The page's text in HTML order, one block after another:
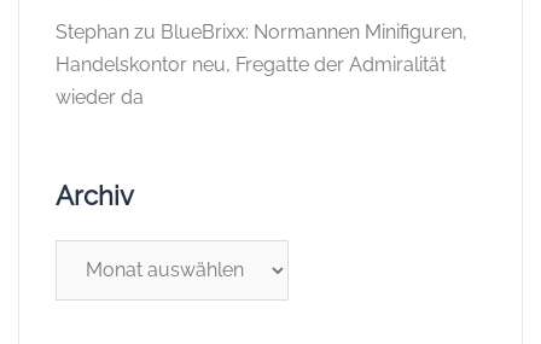
Stephan zu BlueBrixx: Normannen Minifiguren,
Handelskontor neu, Fregatte der Admiralität
wieder da
Archiv